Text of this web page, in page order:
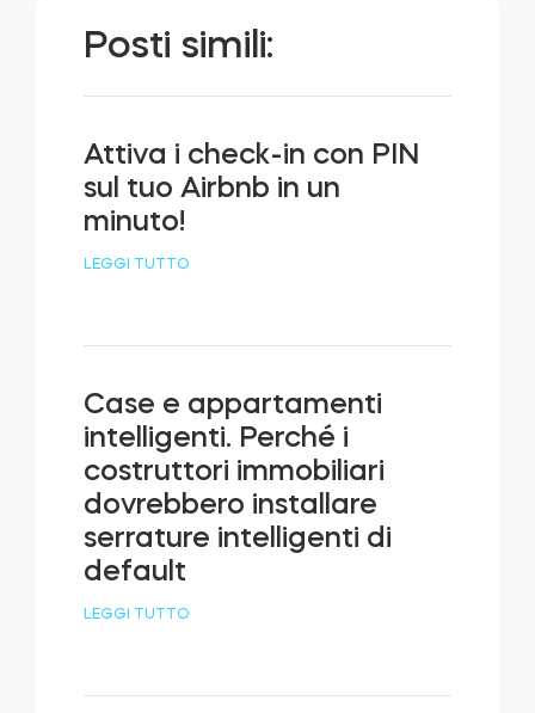
Posti simili:
Attiva i check-in con PIN
sul tuo Airbnb in un
minuto!
LEGGI TUTTO
Case e appartamenti
intelligenti. Perché i
costruttori immobiliari
dovrebbero installare
serrature intelligenti di
default
LEGGI TUTTO